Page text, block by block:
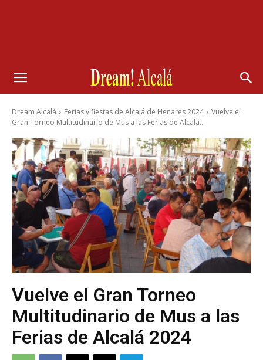
Dream Alcalá Ferias y fiestas de Alcalá de Henares 2024
Vuelve el
Gran Torneo Multitudinario de Mus a las Ferias de Alcalá...
Vuelve el Gran Torneo
Multitudinario de Mus a las
Ferias de Alcalá 2024